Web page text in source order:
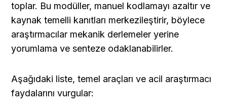
toplar. Bu modüller, manuel kodlamayı azaltır ve
kaynak temelli kanıtları merkezileştirir, böylece
araştırmacılar mekanik derlemeler yerine
yorumlama ve senteze odaklanabilirler.
Aşağıdaki liste, temel araçları ve acil araştırmacı
faydalarını vurgular: